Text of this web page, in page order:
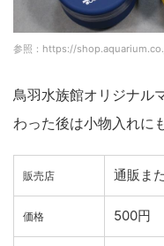
参照：https://
鳥羽水族館オリジナル
わった後は小物入れに
販売店 通販ま
価格 500円